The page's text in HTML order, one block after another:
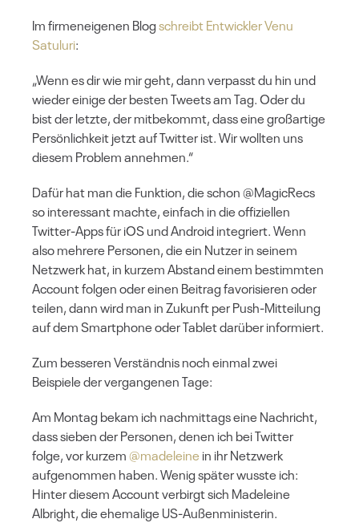
Im firmeneigenen Blogschreibt Entwickler Venu
Satuluri:
„Wenn es dir wie mir geht, dann verpasst du hin und
wieder einige der besten Tweets am Tag. Oder du
bist der letzte, der mitbekommt, dass eine großartige
Persönlichkeit jetzt auf Twitter ist. Wir wollten uns
diesem Problem annehmen.“
Dafür hat man die Funktion, die schon @MagicRecs
so interessant machte, einfach in die offiziellen
Twitter-Apps für iOS und Android integriert. Wenn
also mehrere Personen, die ein Nutzer in seinem
Netzwerk hat, in kurzem Abstand einem bestimmten
Account folgen oder einen Beitrag favorisieren oder
teilen, dann wird man in Zukunft per Push-Mitteilung
auf dem Smartphone oder Tablet darüber informiert.
Zum besseren Verständnis noch einmal zwei
Beispiele der vergangenen Tage:
Am Montag bekam ich nachmittags eine Nachricht,
dass sieben der Personen, denen ich bei Twitter
folge, vor kurzem@madeleine in ihr Netzwerk
aufgenommen haben. Wenig später wusste ich:
Hinter diesem Account verbirgt sich Madeleine
Albright, die ehemalige US-Außenministerin.